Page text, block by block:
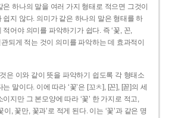
하나의 말을 여러 가지 형태로 적으면 그것이
쉽지 않다. 의미가 같은 하나의 말은 형태를 하
어야 의미를 파악하기가 쉽다. 즉 ‘꽃, 꼰,
관되게 적는 것이 의미를 파악하는 데 효과적이
은 이와 같이 뜻을 파악하기 쉽도록 각 형태소
말이다. 이에 따라 ‘꽃’은 [꼬ㅊ], [꼰], [꼳]의 세
지만 그 본모양에 따라 ‘꽃’ 한 가지로 적고,
이, 꽃만, 꽃과’로 적게 된다. 이는 ‘꽃’과 같은 명